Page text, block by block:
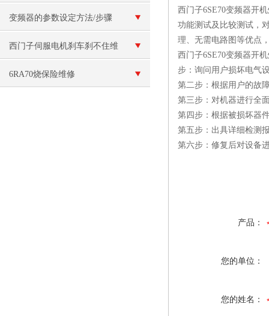
变频器的参数设定方法/步骤
西门子伺服电机刹车刹不住维
修（刹车线圈烧毁维修）
6RA70烧保险维修
西门子6SE70变频器开
功能测试及比较测试，
理、无需电路图等优点
西门子6SE70变频器开
步：询问用户损坏电气
第二步：根据用户的故
第三步：对机器进行全
第四步：根据被损坏器
第五步：出具详细检测
第六步：修复后对设备
产品：
您的单位：
您的姓名：